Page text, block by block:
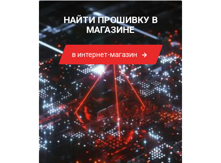
НАЙТИ ПРОШИВКУ В
МАГАЗИНЕ
в интернет-магазин